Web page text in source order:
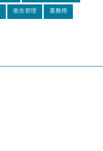
衛生管理 業務用